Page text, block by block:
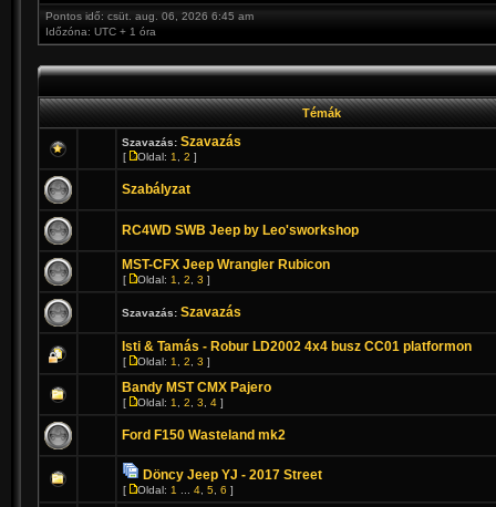
Pontos idő: csüt. aug. 06, 2026 6:45 am
Időzóna: UTC + 1 óra
Témák
Szavazás: Szavazás
[ Oldal: 1 2 ]
Szabályzat
RC4WD SWB Jeep by Leo'sworkshop
MST-CFX Jeep Wrangler Rubicon
[ Oldal: 1 2 3 ]
Szavazás: Szavazás
Isti & Tamás - Robur LD2002 4x4 busz CC01 platformon
[ Oldal: 1 2 3 ]
Bandy MST CMX Pajero
[ Oldal: 1 2 3 4 ]
Ford F150 Wasteland mk2
Döncy Jeep YJ - 2017 Street
[ Oldal: 1 4 5 6 ]